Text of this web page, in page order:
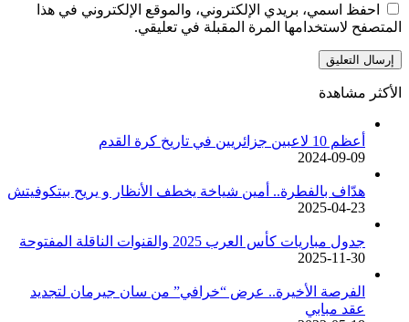
احفظ اسمي، بريدي الإلكتروني، والموقع الإلكتروني في هذا
المتصفح لاستخدامها المرة المقبلة في تعليقي.
الأكثر مشاهدة
أعظم 10 لاعبين جزائريين في تاريخ كرة القدم
2024-09-09
هدّاف بالفطرة.. أمين شياخة يخطف الأنظار و يريح بيتكوفيتش
2025-04-23
جدول مباريات كأس العرب 2025 والقنوات الناقلة المفتوحة
2025-11-30
الفرصة الأخيرة.. عرض “خرافي” من سان جيرمان لتجديد
عقد مبابي